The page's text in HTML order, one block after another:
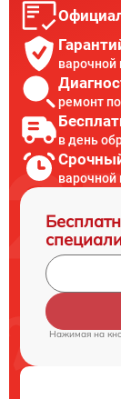
варочной
ремонт
в день
варочной
Нажимая на